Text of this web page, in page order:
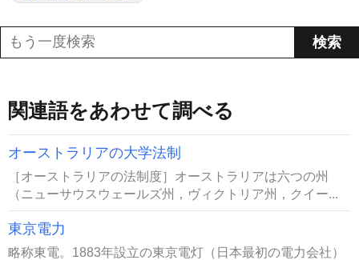
関連語をあわせて調べる
オーストラリアの大学法制
［オーストラリアの法制度］オーストラリアは六つの州
（ニューサウスウェールズ州，ヴィクトリア州，クイー...
東京電力
略称東電。1883年設立の東京電灯（日本最初の電力会社）